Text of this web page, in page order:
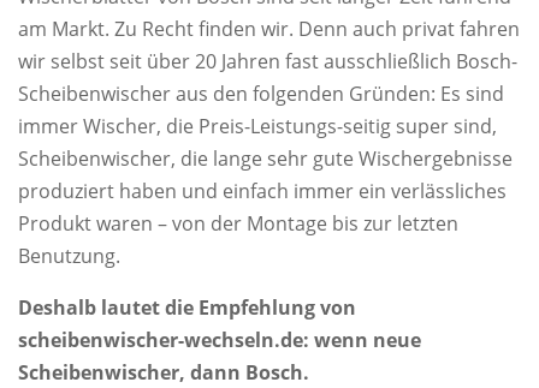
am Markt. Zu Recht finden wir. Denn auch privat fahren
wir selbst seit über 20 Jahren fast ausschließlich Bosch-
Scheibenwischer aus den folgenden Gründen: Es sind
immer Wischer, die Preis-Leistungs-seitig super sind,
Scheibenwischer, die lange sehr gute Wischergebnisse
produziert haben und einfach immer ein verlässliches
Produkt waren – von der Montage bis zur letzten
Benutzung.
Deshalb lautet die Empfehlung von
scheibenwischer-wechseln.de: wenn neue
Scheibenwischer, dann Bosch.